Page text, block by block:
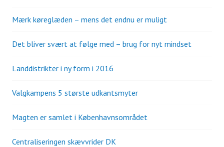
Mærk køreglæden – mens det endnu er muligt
Det bliver svært at følge med – brug for nyt mindset
Landdistrikter i ny form i 2016
Valgkampens 5 største udkantsmyter
Magten er samlet i Københavnsområdet
Centraliseringen skævvrider DK